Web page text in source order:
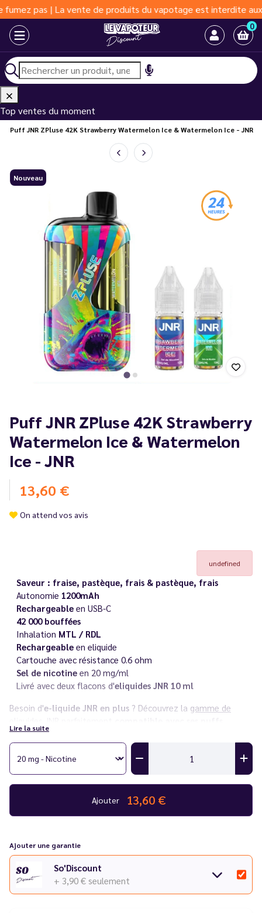
pas | La vente de produits du vapotage est interdite aux
0
Top ventes du moment
Puff JNR ZPluse 42K Strawberry Watermelon Ice & Watermelon Ice - JNR
Nouveau
Puff JNR ZPluse 42K Strawberry
Watermelon Ice & Watermelon
Ice - JNR
13,60 €
On attend vos avis
undefined
Saveur : fraise, pastèque, frais & pastèque, frais
Autonomie 1200mAh
Rechargeable en USB-C
42 000 bouffées
Inhalation MTL / RDL
Rechargeable en eliquide
Cartouche avec résistance 0.6 ohm
Sel de nicotine en 20 mg/ml
Livré avec deux flacons d'eliquides JNR 10 ml
Besoin d'e-liquide JNR en plus ? Découvrez la gamme de
Découvrez également toute la gamme JNR ZPulse 42K
ainsi
que l'ensemble des puffs
JNRdans notre catalogue.
Vous rencontrez un souci avec votre cigarette électronique ?
Consultez notre
Lire la suite
Ajouter 13,60 €
Ajouter une garantie
So'Discount
+ 3,90 € seulement